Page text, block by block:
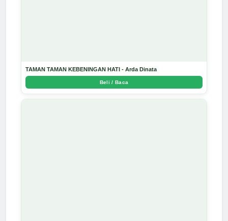
TAMAN TAMAN KEBENINGAN HATI - Arda Dinata
Beli / Baca